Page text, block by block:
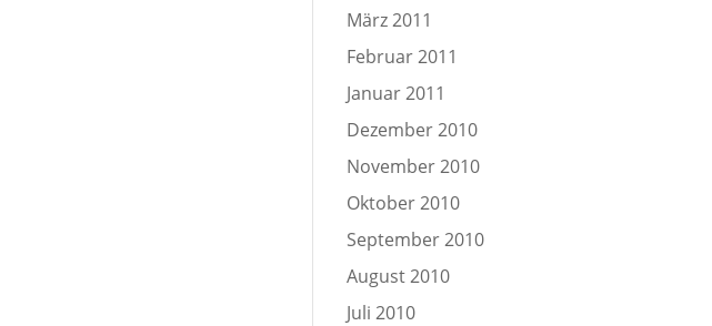
März 2011
Februar 2011
Januar 2011
Dezember 2010
November 2010
Oktober 2010
September 2010
August 2010
Juli 2010